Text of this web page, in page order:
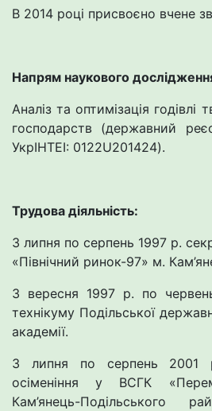
В 2014 році присвоєно вчене
Напрям наукового
Аналіз та оптимізація годівлі
господарств (державний
УкрІНТЕІ: 0122U201424).
Трудова діяльність:
З липня по серпень 1997 р.
«Північний ринок-97» м.
З вересня 1997 р. по
технікуму Подільської
академії.
З липня по серпень 2001
осіменіння у ВСГК
Кам’янець-Подільського